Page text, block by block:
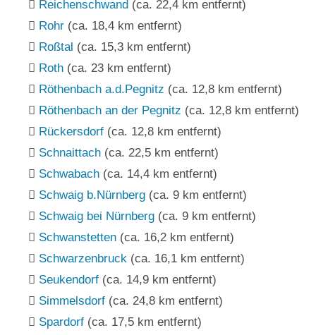
Reichenschwand (ca. 22,4 km entfernt)
Rohr (ca. 18,4 km entfernt)
Roßtal (ca. 15,3 km entfernt)
Roth (ca. 23 km entfernt)
Röthenbach a.d.Pegnitz (ca. 12,8 km entfernt)
Röthenbach an der Pegnitz (ca. 12,8 km entfernt)
Rückersdorf (ca. 12,8 km entfernt)
Schnaittach (ca. 22,5 km entfernt)
Schwabach (ca. 14,4 km entfernt)
Schwaig b.Nürnberg (ca. 9 km entfernt)
Schwaig bei Nürnberg (ca. 9 km entfernt)
Schwanstetten (ca. 16,2 km entfernt)
Schwarzenbruck (ca. 16,1 km entfernt)
Seukendorf (ca. 14,9 km entfernt)
Simmelsdorf (ca. 24,8 km entfernt)
Spardorf (ca. 17,5 km entfernt)